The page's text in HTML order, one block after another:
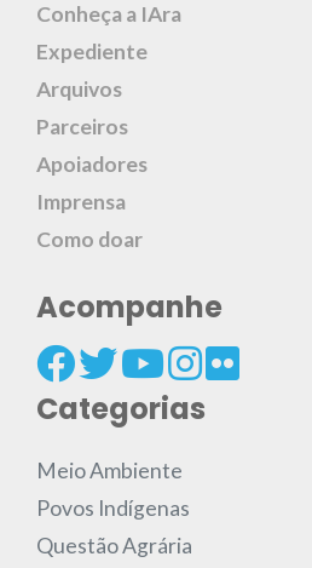
Conheça a IAra
Expediente
Arquivos
Parceiros
Apoiadores
Imprensa
Como doar
Acompanhe
Categorias
Meio Ambiente
Povos Indígenas
Questão Agrária